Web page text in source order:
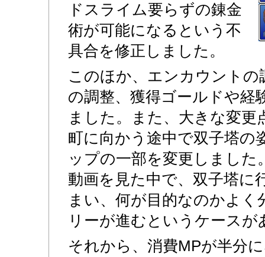
ドスライム要らずの錬金
術が可能になるという不
具合を修正しました。
このほか、エンカウント
の調整、獲得ゴールドや経
ました。また、大きな変
町に向かう途中で双子塔の
ップの一部を変更しまし
動画を見た中で、双子塔に
まい、何が目的なのかよ
リーが進むというケース
それから、消費MPが半分